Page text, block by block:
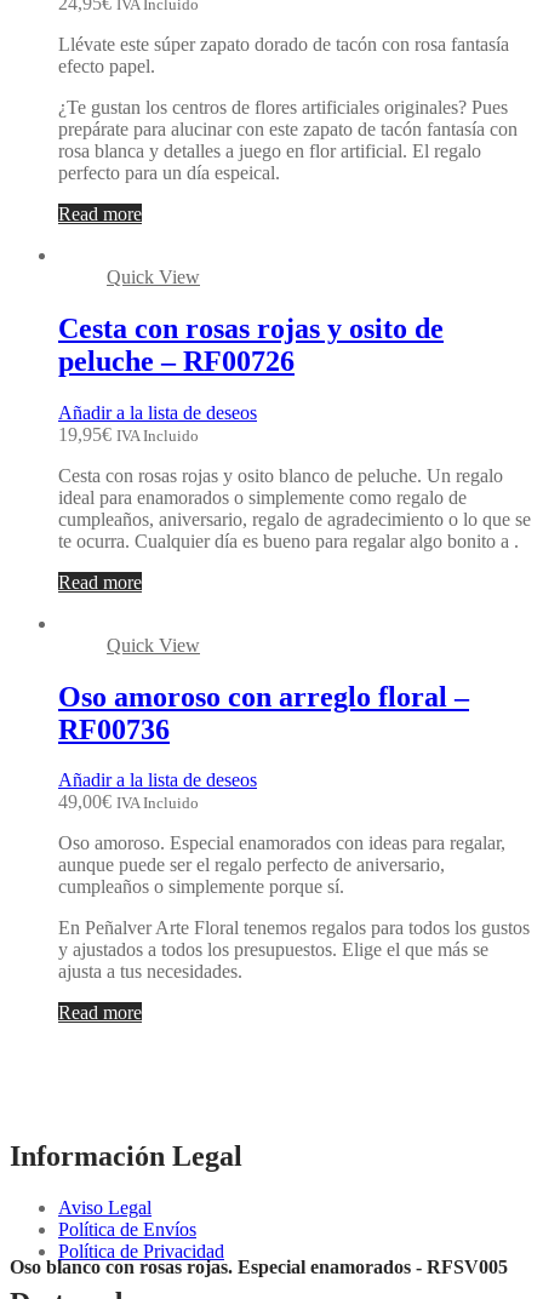
IVA Incluido
Llévate este súper zapato dorado de tacón con rosa fantasía
efecto papel.
¿Te gustan los centros de flores artificiales originales? Pues
prepárate para alucinar con este zapato de tacón fantasía con
rosa blanca y detalles a juego en flor artificial. El regalo
perfecto para un día espeical.
Read more
Quick View
Cesta con rosas rojas y osito de
peluche – RF00726
Añadir a la lista de deseos
19,95€ IVA Incluido
Cesta con rosas rojas y osito blanco de peluche. Un regalo
ideal para enamorados o simplemente como regalo de
cumpleaños, aniversario, regalo de agradecimiento o lo que se
te ocurra. Cualquier día es bueno para regalar algo bonito a .
Read more
Quick View
Oso amoroso con arreglo floral –
RF00736
Añadir a la lista de deseos
49,00€ IVA Incluido
Oso amoroso. Especial enamorados con ideas para regalar,
aunque puede ser el regalo perfecto de aniversario,
cumpleaños o simplemente porque sí.
En Peñalver Arte Floral tenemos regalos para todos los gustos
y ajustados a todos los presupuestos. Elige el que más se
ajusta a tus necesidades.
Read more
Oso blanco con rosas rojas. Especial enamorados - RFSV005
Información Legal
Aviso Legal
Política de Envíos
Política de Privacidad